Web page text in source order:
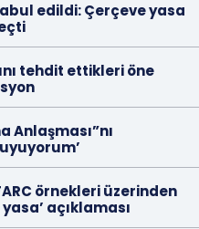
edildi: Çerçeve yasa
tehdit ettikleri öne
Anlaşması”nı
örnekleri üzerinden
açıklaması